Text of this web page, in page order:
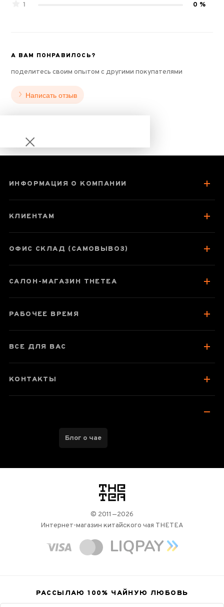
1
0 %
А ВАМ ПОНРАВИЛОСЬ?
поделитесь своим опытом с другими покупателями
Написать отзыв
Дянь Хун
ИНФОРМАЦИЯ О КОМПАНИИ
КЛИЕНТАМ
ОФИС СКЛАД (САМОВЫВОЗ)
САЛОН-МАГАЗИН THETEA
РАБОЧЕЕ ВРЕМЯ
ВСЕ ДЛЯ ВАС
КОНТАКТЫ
Блог о чае
логотип
© 2011—2026
Интернет-магазин китайского чая THETEA
РАССЫЛАЮ 100% ЧАЙНУЮ ЛЮБОВЬ